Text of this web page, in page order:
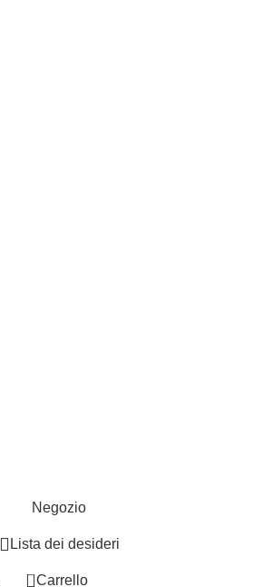
Negozio
Lista dei desideri
0 Carrello